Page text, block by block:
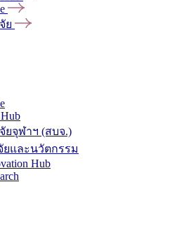
ย
ยจุฬาฯ (สบจ.)
ยและนวัตกรรม
Hub